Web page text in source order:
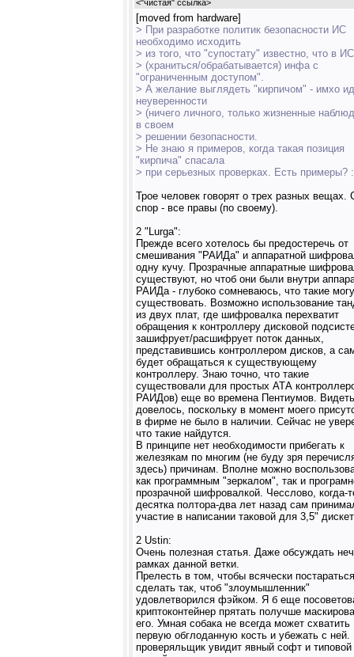
<"чистая" ссылка>
[moved from hardware]
> При разработке политик безопасности ИС
необходимо исходить
> из того, что "супостату" известно, что в
> (храниться/обрабатывается) инфа с
"ограниченным доступом".
> А желание выглядеть "кирпичом" - имхо
неуверенности
> (ничего личного, только жизненные
в своем
> решении безопасности.
> Не знаю я примеров, когда такая позиция
"кирпича" спасала
> при серьезных проверках. Есть примеры?
Трое человек говорят о трех разных вещах.
спор - все правы (по своему).
2 "Lurga":
Прежде всего хотелось бы предостеречь от
смешивания "РАИДа" и аппаратной
одну кучу. Прозрачные аппаратные
существуют, но чтоб они были внутри
РАИДа - глубоко сомневаюсь, что такие
существовать. Возможно использование
из двух плат, где шифровалка перехватит
обращения к контроллеру дисковой
зашифрует/расшифрует поток данных,
представившись контроллером дисков, а
будет обращаться к существующему
контроллеру. Знаю точно, что такие
существовали для простых АТА
РАИДов) еще во времена Пентиумов.
довелось, поскольку в момент моего
в фирме не было в наличии. Сейчас не
что такие найдутся.
В принципе нет необходимости прибегать к
железякам по многим (не буду зря
здесь) причинам. Вполне можно
как программным "зеркалом", так и
прозрачной шифровалкой. Чесслово, когда-
десятка полтора-два лет назад сам
участие в написании таковой для 3,5"
2 Ustin:
Очень полезная статья. Даже обсуждать
рамках данной ветки.
Прелесть в том, чтобы всячески постараться
сделать так, чтоб "злоумышленник"
удовлетворился фэйком. Я б еще
криптоконтейнер прятать получше
его. Умная собака не всегда может схватить
первую обглоданную кость и убежать с
проверяльщик увидит явный софт и типовой